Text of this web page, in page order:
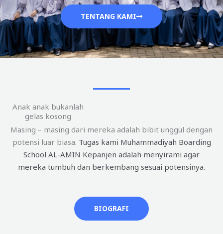
TENTANG KAMI
Anak anak bukanlah
gelas kosong
Masing – masing dari mereka adalah bibit unggul dengan
potensi luar biasa. Tugas kami Muhammadiyah Boarding
School AL-AMIN Kepanjen adalah menyirami agar
mereka tumbuh dan berkembang sesuai potensinya.
BIOGRAFI